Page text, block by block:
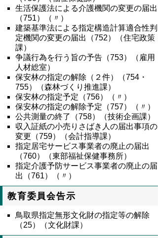
生活保護法による介護機関の変更の届出
（751）（〃）
建築基準法による指定構造計算適合性判
定機関の変更の届出（752）（住宅政策
課）
争議行為を行う旨の予告（753）（雇用
人材総室）
保安林の指定の解除（２件）（754・
755）（森林づくり推進課）
保安林の指定予定（756）（〃）
保安林の指定の解除予定（757）（〃）
公共測量の終了（758）（技術企画課）
収入証紙の小売りさばき人の届出事項の
変更（759）（会計指導課）
指定居宅サービス事業者の廃止の届出
（760）（東部福祉保健事務所）
指定介護予防サービス事業者の廃止の届
出（761）（〃）
教育委員会告示
鳥取県指定無形文化財の指定等の解除
（25）（文化財課）